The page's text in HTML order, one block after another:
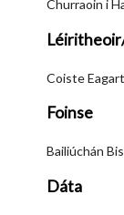
Churraoin i
Coiste
Foinse
Bailiúchán
Dáta